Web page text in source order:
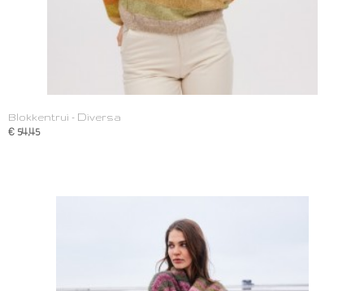
Blokkentrui - Diversa
€ 54,45